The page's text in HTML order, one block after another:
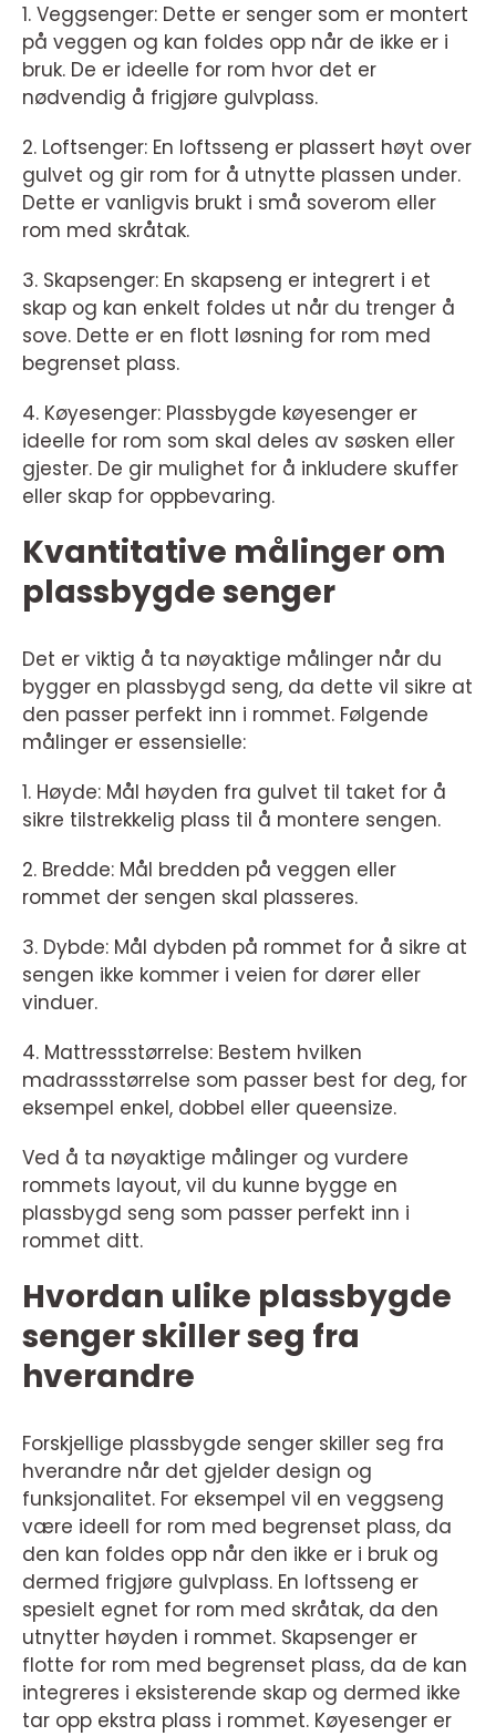
1. Veggsenger: Dette er senger som er montert
på veggen og kan foldes opp når de ikke er i
bruk. De er ideelle for rom hvor det er
nødvendig å frigjøre gulvplass.
2. Loftsenger: En loftsseng er plassert høyt over
gulvet og gir rom for å utnytte plassen under.
Dette er vanligvis brukt i små soverom eller
rom med skråtak.
3. Skapsenger: En skapseng er integrert i et
skap og kan enkelt foldes ut når du trenger å
sove. Dette er en flott løsning for rom med
begrenset plass.
4. Køyesenger: Plassbygde køyesenger er
ideelle for rom som skal deles av søsken eller
gjester. De gir mulighet for å inkludere skuffer
eller skap for oppbevaring.
Kvantitative målinger om
plassbygde senger
Det er viktig å ta nøyaktige målinger når du
bygger en plassbygd seng, da dette vil sikre at
den passer perfekt inn i rommet. Følgende
målinger er essensielle:
1. Høyde: Mål høyden fra gulvet til taket for å
sikre tilstrekkelig plass til å montere sengen.
2. Bredde: Mål bredden på veggen eller
rommet der sengen skal plasseres.
3. Dybde: Mål dybden på rommet for å sikre at
sengen ikke kommer i veien for dører eller
vinduer.
4. Mattressstørrelse: Bestem hvilken
madrassstørrelse som passer best for deg, for
eksempel enkel, dobbel eller queensize.
Ved å ta nøyaktige målinger og vurdere
rommets layout, vil du kunne bygge en
plassbygd seng som passer perfekt inn i
rommet ditt.
Hvordan ulike plassbygde
senger skiller seg fra
hverandre
Forskjellige plassbygde senger skiller seg fra
hverandre når det gjelder design og
funksjonalitet. For eksempel vil en veggseng
være ideell for rom med begrenset plass, da
den kan foldes opp når den ikke er i bruk og
dermed frigjøre gulvplass. En loftsseng er
spesielt egnet for rom med skråtak, da den
utnytter høyden i rommet. Skapsenger er
flotte for rom med begrenset plass, da de kan
integreres i eksisterende skap og dermed ikke
tar opp ekstra plass i rommet. Køyesenger er